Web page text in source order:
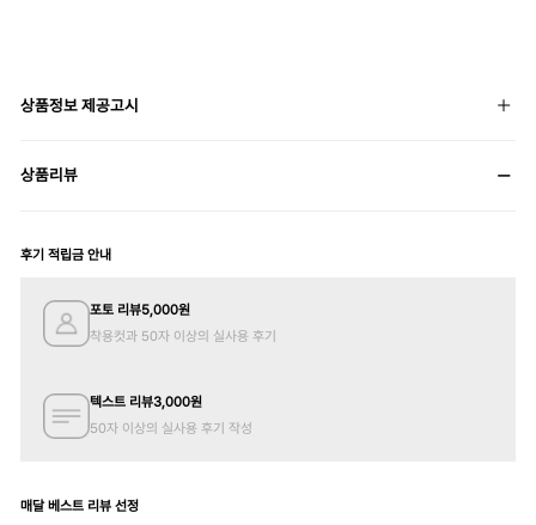
상품정보 제공고시
상품리뷰
후기 적립금 안내
포토 리뷰5,000원
착용컷과 50자 이상의 실사용 후기
텍스트 리뷰3,000원
50자 이상의 실사용 후기 작성
매달 베스트 리뷰 선정